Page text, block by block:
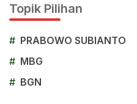
Topik Pilihan
# PRABOWO SUBIANTO
# MBG
# BGN